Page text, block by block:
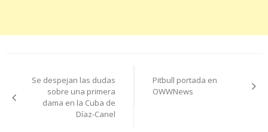
de
entradas
Se despejan las dudas
sobre una primera
dama en la Cuba de
Díaz-Canel
Pitbull portada en
OWWNews